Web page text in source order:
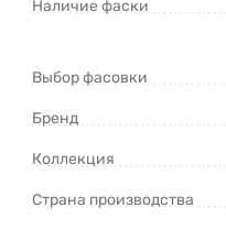
Наличие фаски
Выбор фасовки
Бренд
Коллекция
Страна производства